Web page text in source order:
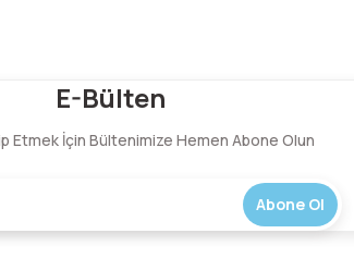
Yorum Yaz
E-Bülten
Etmek İçin Bültenimize Hemen Abone Olun
Abone Ol